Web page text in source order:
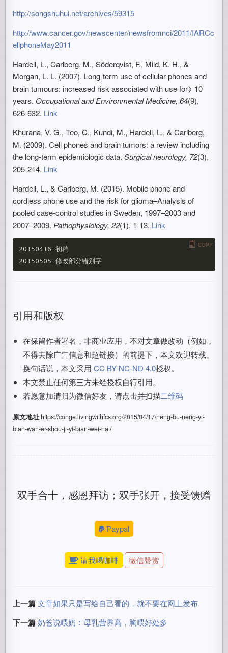
http://songshuhui.net/archives/59315
http://www.cancer.gov/newscenter/newsfromnci/2011/IARCc
ellphoneMay2011
Hardell, L., Carlberg, M., Söderqvist, F., Mild, K. H., &
Morgan, L. L. (2007). Long-term use of cellular phones and
brain tumours: increased risk associated with use for⩾ 10
years. Occupational and Environmental Medicine, 64(9),
626-632. Link
Khurana, V. G., Teo, C., Kundi, M., Hardell, L., & Carlberg,
M. (2009). Cell phones and brain tumors: a review including
the long-term epidemiologic data.Surgical neurology, 72(3),
205-214. Link
Hardell, L., & Carlberg, M. (2015). Mobile phone and
cordless phone use and the risk for glioma–Analysis of
pooled case-control studies in Sweden, 1997–2003 and
2007–2009. Pathophysiology, 22(1), 1-13. Link
20150416 初稿
COPY
引用和版权
在保留作者署名，非商业应用，不对文章做改动（例如，
不得去除广告信息和超链接）的前提下，本文欢迎转载。
换句话说，本文采用CC BY-NC-ND 4.0授权。
本文禁止任何第三方未经授权自行引用。
若愿意加清阳为微信好友，请点击并扫描二维码
原文地址https://conge.livingwithfcs.org/2015/04/17/neng-bu-neng-yi-
bian-wan-er-shou-ji-yi-bian-wei-nai/
双手合十，感恩拜访；双手张开，接受馈赠
Paypal
请我喝咖啡 微信赞赏
上一篇 文章如果只是写给自己看的，就不要在网上发布
下一篇 奶爸说喂奶：母乳营养高，胸喂好处多